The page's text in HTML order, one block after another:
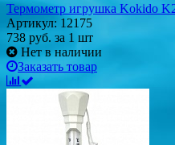
Термометр игрушка Kokido
Артикул: 12175
738 руб. за 1 шт
Нет в наличии
Заказать товар